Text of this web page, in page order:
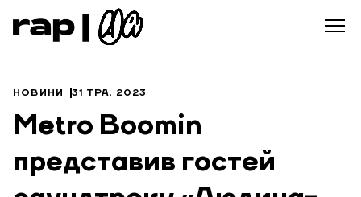
НОВИНИ 31 ТРА, 2023
Metro Boomin
представив гостей